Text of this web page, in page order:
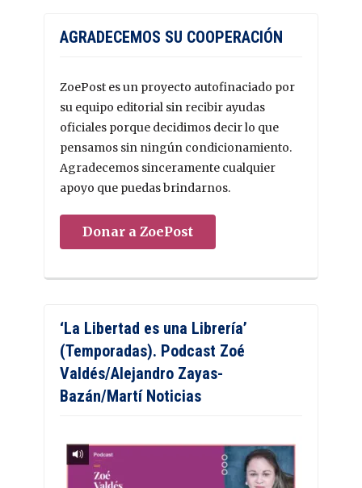
AGRADECEMOS SU COOPERACIÓN
ZoePost es un proyecto autofinaciado por
su equipo editorial sin recibir ayudas
oficiales porque decidimos decir lo que
pensamos sin ningún condicionamiento.
Agradecemos sinceramente cualquier
apoyo que puedas brindarnos.
Donar a ZoePost
‘La Libertad es una Librería’
(Temporadas). Podcast Zoé
Valdés/Alejandro Zayas-
Bazán/Martí Noticias